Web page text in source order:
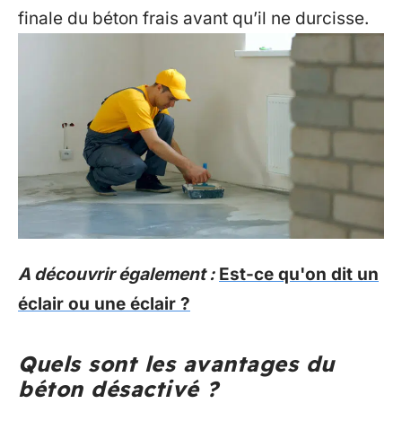
finale du béton frais avant qu’il ne durcisse.
A découvrir également : Est-ce qu'on dit un
éclair ou une éclair ?
Quels sont les avantages du
béton désactivé ?